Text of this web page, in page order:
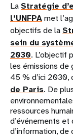
La Stratégie
l’UNFPAmet
objectifs de la
sein du
2030. L’objectif
les émissions de
45 % d’ici
de Paris. De
ressources
d’événements et
d’information,